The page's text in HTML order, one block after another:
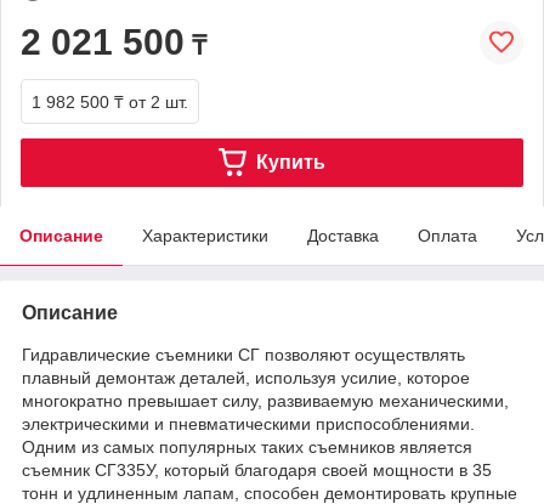
2 021 500 ₸
1 982 500 ₸ от 2 шт.
Купить
Описание Характеристики Доставка Оплата
Описание
Гидравлические съемники СГ позволяют осуществлять
плавный демонтаж деталей, используя усилие, которое
многократно превышает силу, развиваемую механическими,
электрическими и пневматическими приспособлениями.
Одним из самых популярных таких съемников является
съемник СГ335У, который благодаря своей мощности в 35
тонн и удлиненным лапам, способен демонтировать крупные